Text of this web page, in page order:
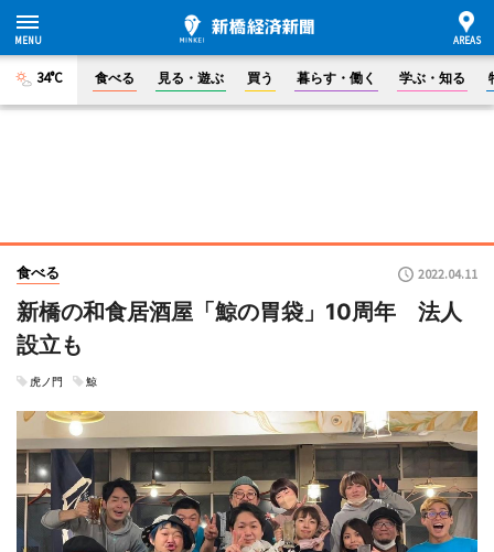
34°C 食べる 見る・遊ぶ 買う 暮らす・働く 学ぶ・知る
食べる 2022.04.11
新橋の和食居酒屋「鯨の胃袋」10周年 法人
設立も
虎ノ門 鯨